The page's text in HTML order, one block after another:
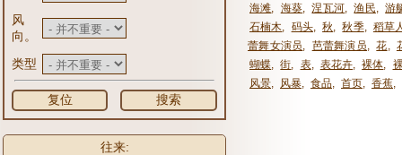
风
向。
类型
复位 搜索
往来:
海滩, 海葵, 涅瓦河, 渔民, 游
石楠木, 码头, 秋, 秋季, 稻草
蕾舞女演员, 芭蕾舞演员, 花,
蝴蝶, 街, 表, 表花卉, 裸体,
风景, 风暴, 食品, 首页, 香蕉,